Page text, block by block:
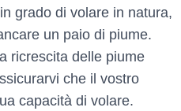
grado di volare in natura,
un paio di piume.
ricrescita delle piume
che il vostro
capacità di volare.